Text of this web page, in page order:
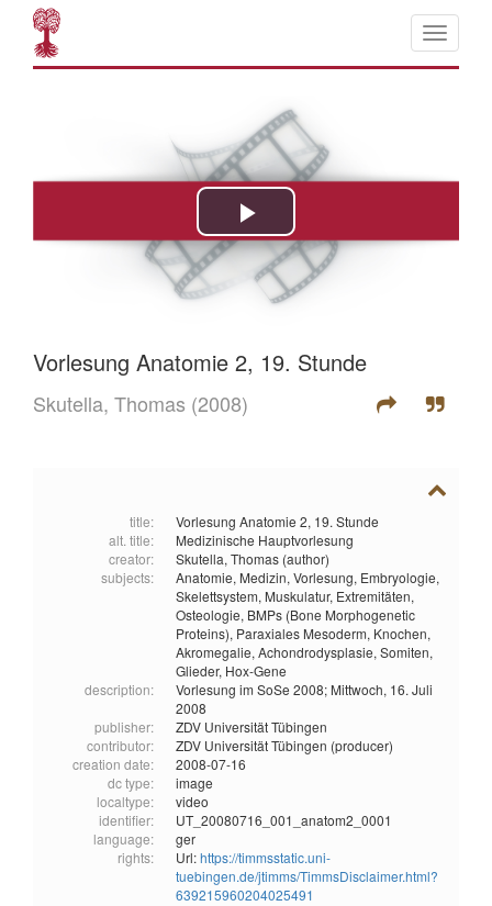
Vorlesung Anatomie 2, 19. Stunde
Skutella, Thomas (2008)
title:
Vorlesung Anatomie 2, 19. Stunde
alt. title:
Medizinische Hauptvorlesung
creator:
Skutella, Thomas (author)
subjects:
Anatomie, Medizin, Vorlesung, Embryologie,
Skelettsystem, Muskulatur, Extremitäten,
Osteologie, BMPs (Bone Morphogenetic
Proteins), Paraxiales Mesoderm, Knochen,
Akromegalie, Achondrodysplasie, Somiten,
Glieder, Hox-Gene
description:
Vorlesung im SoSe 2008; Mittwoch, 16. Juli
2008
publisher:
ZDV Universität Tübingen
contributor:
ZDV Universität Tübingen (producer)
creation date:
2008-07-16
dc type:
image
localtype:
video
identifier:
UT_20080716_001_anatom2_0001
language:
ger
rights:
Url:https://timmsstatic.uni-
tuebingen.de/jtimms/TimmsDisclaimer.html?
639215960204025491